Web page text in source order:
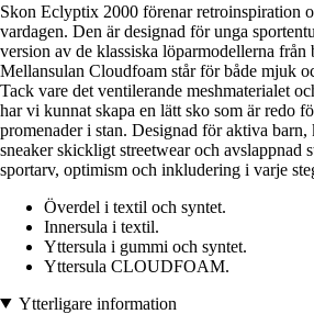
Skon Eclyptix 2000 förenar retroinspiration
vardagen. Den är designad för unga
version av de klassiska löparmodellerna från
Mellansulan Cloudfoam står för både mjuk
Tack vare det ventilerande meshmaterialet
har vi kunnat skapa en lätt sko som är redo
promenader i stan. Designad för aktiva barn,
sneaker skickligt streetwear och avslappnad
sportarv, optimism och inkludering i varje
Överdel i textil och syntet.
Innersula i textil.
Yttersula i gummi och syntet.
Yttersula CLOUDFOAM.
Ytterligare information